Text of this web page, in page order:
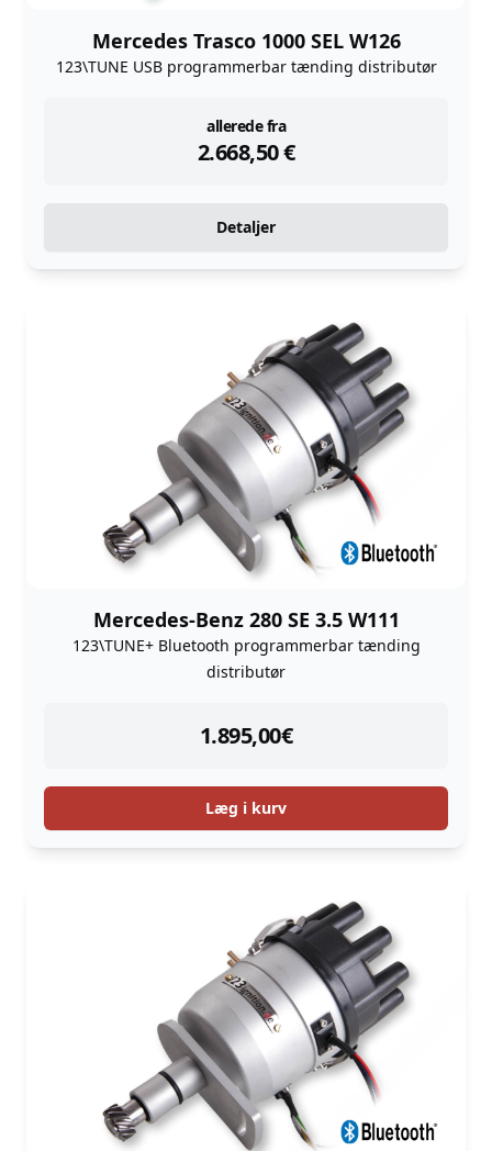
Mercedes Trasco 1000 SEL W126
123\TUNE USB programmerbar tænding distributør
allerede fra
2.668,50€
instock
Detaljer
Mercedes-Benz 280 SE 3.5 W111
123\TUNE+ Bluetooth programmerbar tænding
distributør
1.895,00€
instock
Læg i kurv